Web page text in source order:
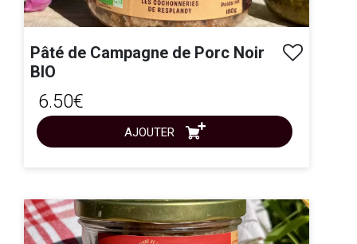
Pâté de Campagne de Porc Noir
BIO
6.50€
AJOUTER
ACHAT EXPRESS